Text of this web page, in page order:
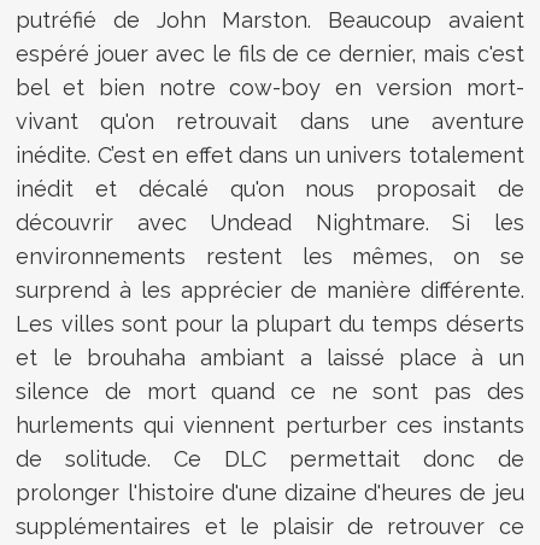
putréfié de John Marston. Beaucoup avaient
espéré jouer avec le fils de ce dernier, mais c'est
bel et bien notre cow-boy en version mort-
vivant qu'on retrouvait dans une aventure
inédite. C’est en effet dans un univers totalement
inédit et décalé qu'on nous proposait de
découvrir avec Undead Nightmare. Si les
environnements restent les mêmes, on se
surprend à les apprécier de manière différente.
Les villes sont pour la plupart du temps déserts
et le brouhaha ambiant a laissé place à un
silence de mort quand ce ne sont pas des
hurlements qui viennent perturber ces instants
de solitude. Ce DLC permettait donc de
prolonger l'histoire d'une dizaine d'heures de jeu
supplémentaires et le plaisir de retrouver ce